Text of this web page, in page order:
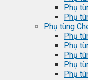
Phụ
Phụ
Phụ tùng
Phụ
Phụ
Phụ
Phụ
Phụ